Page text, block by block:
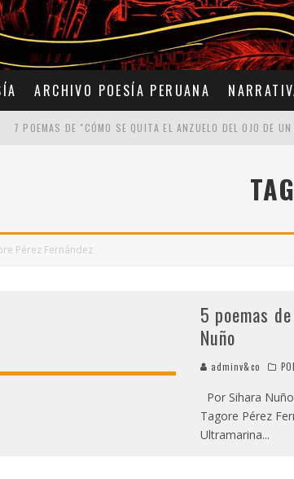
ARCHIVO POESÍA PERUANA
SOBRE "PROSAS MINÚSCULAS" (2025), DE ALONSO RABÍ
Pérez Fernández
5 poemas
Nuño
adminv&co
Por Sihara
Tagore Pérez
Ultramarina...